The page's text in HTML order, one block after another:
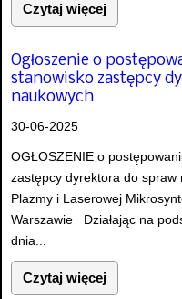
Czytaj więcej
Ogłoszenie o
stanowisko zastępcy
naukowych
30-06-2025
OGŁOSZENIE o
zastępcy dyrektora do spraw
Plazmy i Laserowej
Warszawie Działając na
dnia...
Czytaj więcej